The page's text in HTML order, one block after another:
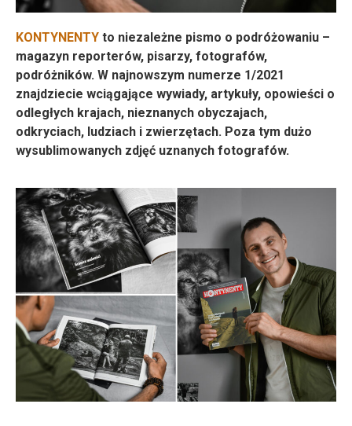
KONTYNENTY to niezależne pismo o podróżowaniu –
magazyn reporterów, pisarzy, fotografów,
podróżników. W najnowszym numerze 1/2021
znajdziecie wciągające wywiady, artykuły, opowieści o
odległych krajach, nieznanych obyczajach,
odkryciach, ludziach i zwierzętach. Poza tym dużo
wysublimowanych zdjęć uznanych fotografów.